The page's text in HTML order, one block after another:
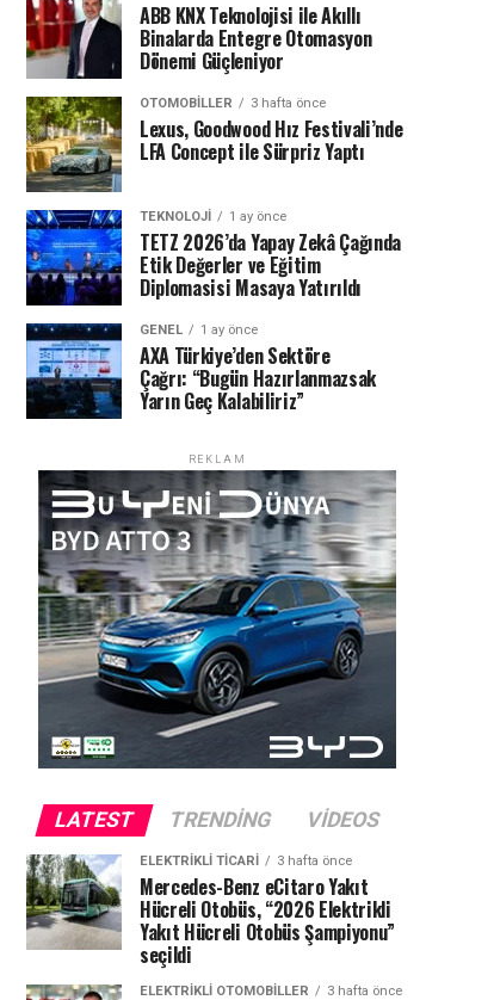
ABB KNX Teknolojisi ile Akıllı
Binalarda Entegre Otomasyon
Dönemi Güçleniyor
OTOMOBILLER 3 hafta önce
Lexus, Goodwood Hız Festivali’nde
LFA Concept ile Sürpriz Yaptı
TEKNOLOJI 1 ay önce
TETZ 2026’da Yapay Zekâ Çağında
Etik Değerler ve Eğitim
Diplomasisi Masaya Yatırıldı
GENEL 1 ay önce
AXA Türkiye’den Sektöre
Çağrı: “Bugün Hazırlanmazsak
Yarın Geç Kalabiliriz”
REKLAM
LATEST TRENDING VIDEOS
ELEKTRIKLI TICARI 3 hafta önce
Mercedes-Benz eCitaro Yakıt
Hücreli Otobüs, “2026 Elektrikli
Yakıt Hücreli Otobüs Şampiyonu”
seçildi
ELEKTRIKLI OTOMOBILLER 3 hafta önce